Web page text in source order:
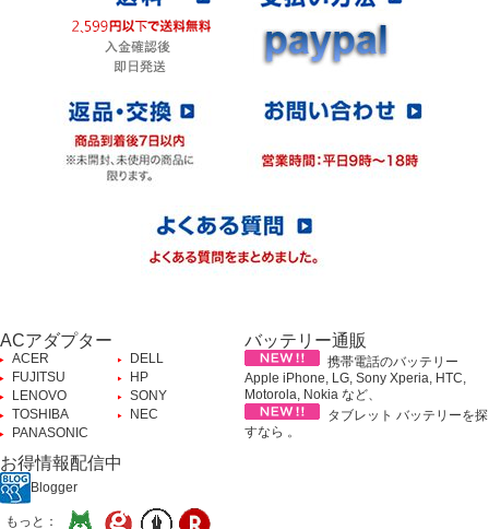
ACアダプター
ACER
DELL
FUJITSU
HP
LENOVO
SONY
TOSHIBA
NEC
PANASONIC
バッテリー通販
携帯電話のバッテリー
Apple iPhone, LG, Sony Xperia, HTC,
Motorola, Nokia など、
タブレット バッテリーを探
すなら 。
お得情報配信中
Blogger
もっと：